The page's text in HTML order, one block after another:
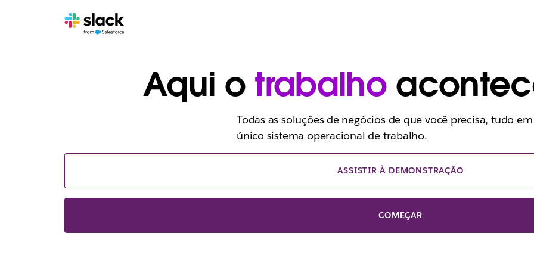
Aqui o trabalho
Todas as soluções de negócios de que você precisa, tudo
único sistema operacional de trabalho.
ASSISTIR À DEMONSTRAÇÃO
COMEÇAR